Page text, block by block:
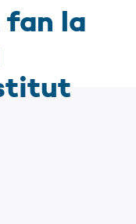
fan la